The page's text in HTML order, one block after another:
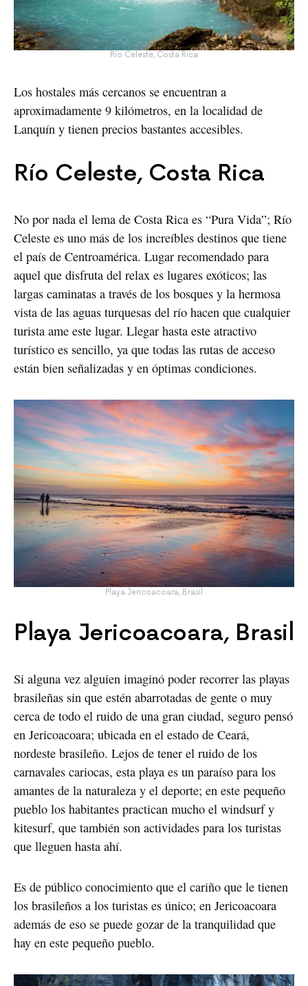
Río Celeste, Costa Rica
Los hostales más cercanos se encuentran a
aproximadamente 9 kilómetros, en la localidad de
Lanquín y tienen precios bastantes accesibles.
Río Celeste, Costa Rica
No por nada el lema de Costa Rica es “Pura Vida”; Río
Celeste es uno más de los increíbles destinos que tiene
el país de Centroamérica. Lugar recomendado para
aquel que disfruta del relax es lugares exóticos; las
largas caminatas a través de los bosques y la hermosa
vista de las aguas turquesas del río hacen que cualquier
turista ame este lugar. Llegar hasta este atractivo
turístico es sencillo, ya que todas las rutas de acceso
están bien señalizadas y en óptimas condiciones.
Playa Jericoacoara, Brasil
Playa Jericoacoara, Brasil
Si alguna vez alguien imaginó poder recorrer las playas
brasileñas sin que estén abarrotadas de gente o muy
cerca de todo el ruido de una gran ciudad, seguro pensó
en Jericoacoara; ubicada en el estado de Ceará,
nordeste brasileño. Lejos de tener el ruido de los
carnavales cariocas, esta playa es un paraíso para los
amantes de la naturaleza y el deporte; en este pequeño
pueblo los habitantes practican mucho el windsurf y
kitesurf, que también son actividades para los turistas
que lleguen hasta ahí.
Es de público conocimiento que el cariño que le tienen
los brasileños a los turistas es único; en Jericoacoara
además de eso se puede gozar de la tranquilidad que
hay en este pequeño pueblo.